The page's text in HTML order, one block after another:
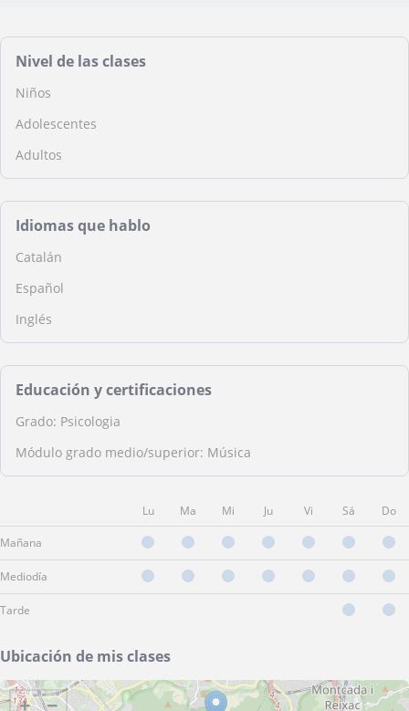
Nivel de las clases
Niños
Adolescentes
Adultos
Idiomas que hablo
Catalán
Español
Inglés
Educación y certificaciones
Grado: Psicologia
Módulo grado medio/superior: Música
Lu Ma Mi Ju Vi Sá Do
Mañana
Mediodía
Tarde
Ubicación de mis clases
+ −